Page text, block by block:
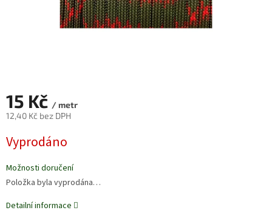
15 Kč / metr
12,40 Kč bez DPH
cena:
Vyprodáno
Možnosti doručení
Položka byla vyprodána…
Detailní informace